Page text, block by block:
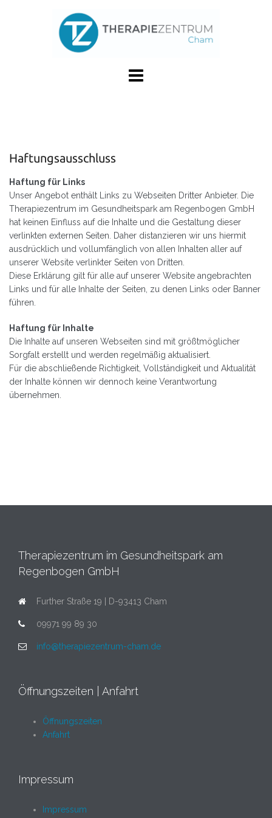
Haftungsausschluss
Haftung für Links
Unser Angebot enthält Links zu Webseiten Dritter Anbieter. Die
Therapiezentrum im Gesundheitspark am Regenbogen GmbH
hat keinen Einfluss auf die Inhalte und die Gestaltung dieser
verlinkten externen Seiten. Daher distanzieren wir uns hiermit
ausdrücklich und vollumfänglich von allen Inhalten aller auf
unserer Website verlinkter Seiten von Dritten.
Diese Erklärung gilt für alle auf unserer Website angebrachten
Links und für alle Inhalte der Seiten, zu denen Links oder Banner
führen.
Haftung für Inhalte
Die Inhalte auf unseren Webseiten sind mit größtmöglicher
Sorgfalt erstellt und werden regelmäßig aktualisiert.
Für die abschließende Richtigkeit, Vollständigkeit und Aktualität
der Inhalte können wir dennoch keine Verantwortung
übernehmen.
Therapiezentrum im Gesundheitspark am
Regenbogen GmbH
Further Straße 19 | D-93413 Cham
09971 99 89 30
info@therapiezentrum-cham.de
Öffnungszeiten | Anfahrt
Öffnungszeiten
Anfahrt
Impressum
Impressum